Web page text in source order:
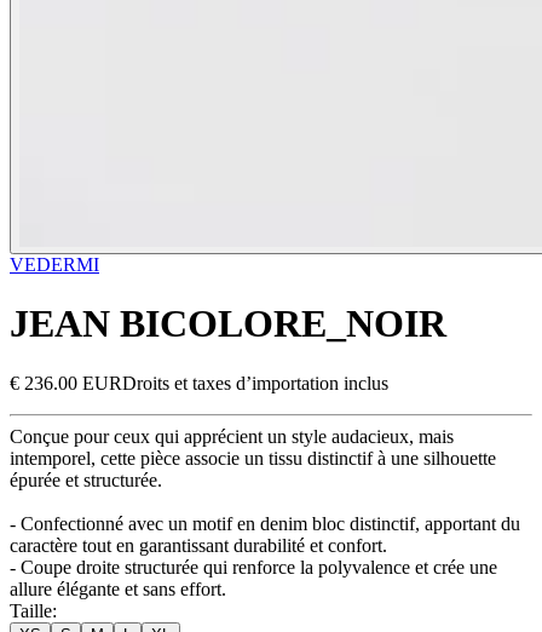
VEDERMI
JEAN BICOLORE_NOIR
€ 236.00 EURDroits et taxes d’importation inclus
Conçue pour ceux qui apprécient un style audacieux, mais
intemporel, cette pièce associe un tissu distinctif à une silhouette
épurée et structurée.
- Confectionné avec un motif en denim bloc distinctif, apportant du
caractère tout en garantissant durabilité et confort.
- Coupe droite structurée qui renforce la polyvalence et crée une
allure élégante et sans effort.
Taille: